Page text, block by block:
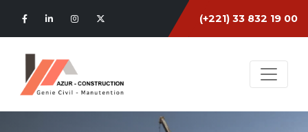
(+221) 33 832 19 00